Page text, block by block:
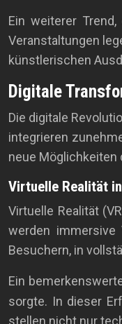
Ein weiterer
Veranstaltungen
künstlerischen
Digitale
Die digitale
integrieren
neue Möglichkeiten
Virtuelle Realität
Virtuelle Realität
werden immersive
Besuchern, in
Ein
sorgte. In dieser
stellen nicht nur